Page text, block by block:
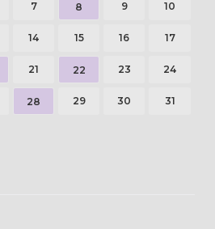
7 8 9 10
14 15 16 17
21 22 23 24
28 29 30 31